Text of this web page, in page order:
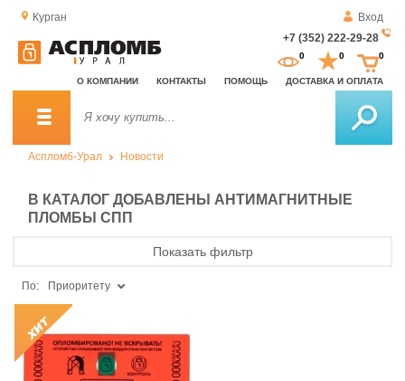
Курган
Вход
+7 (352) 222-29-28
О КОМПАНИИ КОНТАКТЫ ПОМОЩЬ ДОСТАВКА И ОПЛАТА
0 0 0
Аспломб-Урал Новости
В КАТАЛОГ ДОБАВЛЕНЫ АНТИМАГНИТНЫЕ
ПЛОМБЫ СПП
Показать фильтр
По: Приоритету